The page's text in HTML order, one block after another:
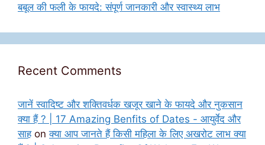
बबूल की फली के फायदे: संपूर्ण जानकारी और स्वास्थ्य लाभ
Recent Comments
जानें स्वादिष्ट और शक्तिवर्धक खजूर खाने के फायदे और नुकसान
क्या हैं ? | 17 Amazing Benfits of Dates - आयुर्वेद और
साहonक्या आप जानते हैं किसी महिला के लिए अखरोट लाभ क्या